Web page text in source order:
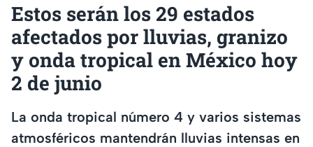
Estos serán los 29 estados
afectados por lluvias, granizo
y onda tropical en México hoy
2 de junio
La onda tropical número 4 y varios sistemas
atmosféricos mantendrán lluvias intensas en